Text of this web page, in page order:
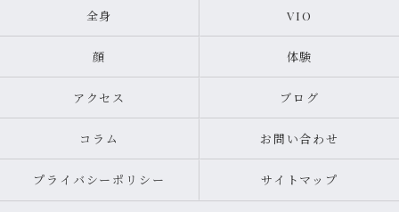
全身 VIO
顔 体験
アクセス ブログ
コラム お問い合わせ
プライバシーポリシー サイトマップ